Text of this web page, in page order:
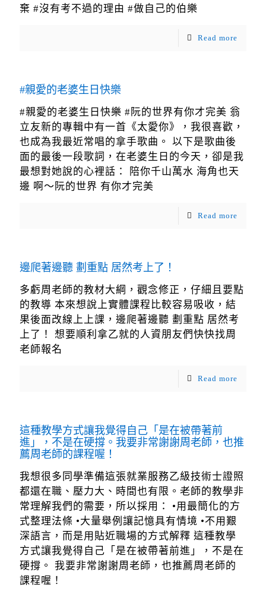
棄 #沒有考不過的理由 #做自己的伯樂
Read more
#親愛的老婆生日快樂
#親愛的老婆生日快樂 #阮的世界有你才完美 翁
立友新的專輯中有一首《太愛你》，我很喜歡，
也成為我最近常唱的拿手歌曲。 以下是歌曲後
面的最後一段歌詞，在老婆生日的今天，卻是我
最想對她說的心裡話： 陪你千山萬水 海角也天
邊 啊～阮的世界 有你才完美
Read more
邊爬著邊聽 劃重點 居然考上了！
多虧周老師的教材大綱，觀念修正，仔細且要點
的教導 本來想說上實體課程比較容易吸收，結
果後面改線上上課，邊爬著邊聽 劃重點 居然考
上了！ 想要順利拿乙就的人資朋友們快快找周
老師報名
Read more
這種教學方式讓我覺得自己「是在被帶著前
進」，不是在硬撐。我要非常謝謝周老師，也推
薦周老師的課程喔！
我想很多同學準備這張就業服務乙級技術士證照
都還在職、壓力大、時間也有限。老師的教學非
常理解我們的需要，所以採用： •用最簡化的方
式整理法條 •大量舉例讓記憶具有情境 •不用艱
深語言，而是用貼近職場的方式解釋 這種教學
方式讓我覺得自己「是在被帶著前進」，不是在
硬撐。 我要非常謝謝周老師，也推薦周老師的
課程喔！